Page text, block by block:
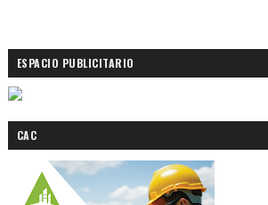
ESPACIO PUBLICITARIO
CAC